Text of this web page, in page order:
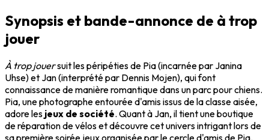
Synopsis et bande-annonce de à trop
jouer
À trop jouersuit les péripéties de Pia (incarnée par Janina
Uhse) et Jan (interprété par Dennis Mojen), qui font
connaissance de manière romantique dans un parc pour chiens.
Pia, une photographe entourée d'amis issus de la classe aisée,
adore les jeux de société. Quant à Jan, il tient une boutique
de réparation de vélos et découvre cet univers intrigant lors de
sa première soirée jeux organisée par le cercle d'amis de Pia.